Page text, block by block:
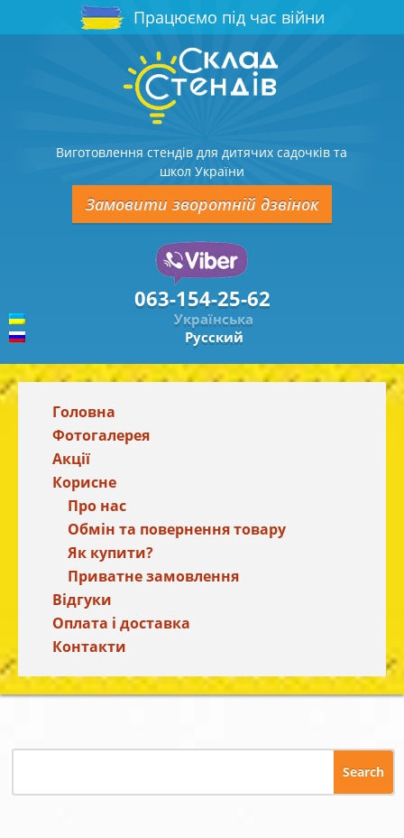
Працюємо під час війни
Виготовлення стендів для дитячих садочків та
школ України
Замовити зворотній дзвінок
063-154-25-62
Українська
Русский
Головна
Фотогалерея
Акції
Корисне
Про нас
Обмін та повернення товару
Як купити?
Приватне замовлення
Відгуки
Оплата і доставка
Контакти